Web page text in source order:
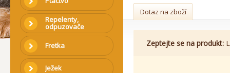
Repelenty,
odpuzovače
Fretka
Ježek
Dotaz na zboží
Zeptejte se na produkt: